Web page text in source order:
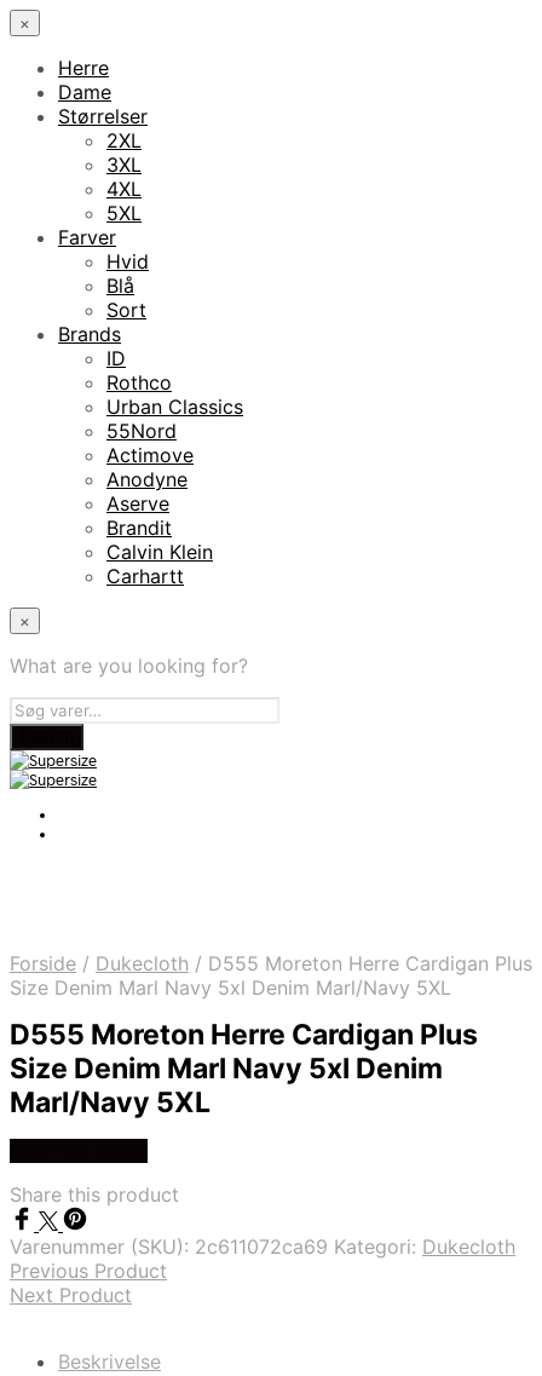
×
Herre
Dame
Størrelser
2XL
3XL
4XL
5XL
Farver
Hvid
Blå
Sort
Brands
ID
Rothco
Urban Classics
55Nord
Actimove
Anodyne
Aserve
Brandit
Calvin Klein
Carhartt
×
What are you looking for?
Forside / Dukecloth / D555 Moreton Herre Cardigan Plus
Size Denim Marl Navy 5xl Denim Marl/Navy 5XL
D555 Moreton Herre Cardigan Plus
Size Denim Marl Navy 5xl Denim
Marl/Navy 5XL
Share this product
Varenummer (SKU): 2c611072ca69 Kategori: Dukecloth
Previous Product
Next Product
Beskrivelse